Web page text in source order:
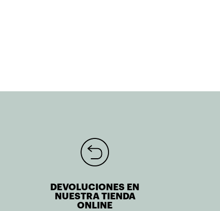
DEVOLUCIONES EN
NUESTRA TIENDA
ONLINE